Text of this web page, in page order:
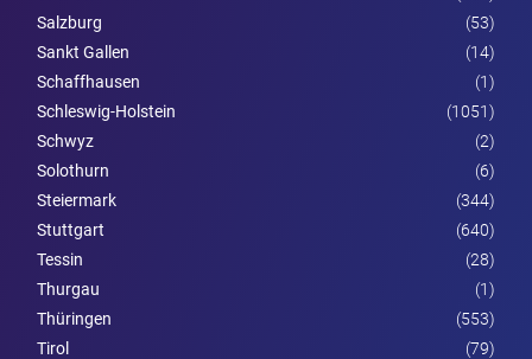
Salzburg
(53)
Sankt Gallen
(14)
Schaffhausen
(1)
Schleswig-Holstein
(1051)
Schwyz
(2)
Solothurn
(6)
Steier­mark
(344)
Stuttgart
(640)
Tessin
(28)
Thurgau
(1)
Thüringen
(553)
Tirol
(79)